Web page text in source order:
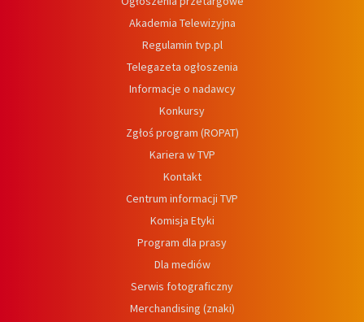
Akademia Telewizyjna
Regulamin tvp.pl
Telegazeta ogłoszenia
Informacje o nadawcy
Konkursy
Zgłoś program (ROPAT)
Kariera w TVP
Kontakt
Centrum informacji TVP
Komisja Etyki
Program dla prasy
Dla mediów
Serwis fotograficzny
Merchandising (znaki)